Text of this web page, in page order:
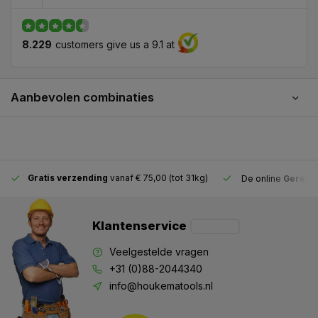
8.229 customers give us a 9.1 at
Aanbevolen combinaties
Gratis verzending vanaf € 75,00 (tot 31kg) De online
Klantenservice
Veelgestelde vragen
+31 (0)88-2044340
info@houkematools.nl